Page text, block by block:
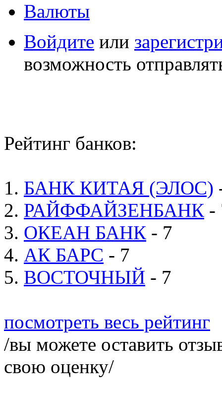
Валюты
Войдите или
возможность
Рейтинг банков:
1. БАНК КИТАЯ (ЭЛОС)
2. РАЙФФАЙЗЕНБАНК -
3. ОКЕАН БАНК - 7
4. АК БАРС - 7
5. ВОСТОЧНЫЙ - 7
посмотреть весь рейтинг
/вы можете оставить
свою оценку/